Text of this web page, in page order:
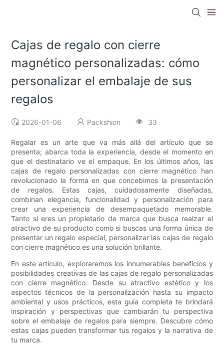
Cajas de regalo con cierre
magnético personalizadas: cómo
personalizar el embalaje de sus
regalos
2026-01-06 Packshion 33
Regalar es un arte que va más allá del artículo que se
presenta; abarca toda la experiencia, desde el momento en
que el destinatario ve el empaque. En los últimos años, las
cajas de regalo personalizadas con cierre magnético han
revolucionado la forma en que concebimos la presentación
de regalos. Estas cajas, cuidadosamente diseñadas,
combinan elegancia, funcionalidad y personalización para
crear una experiencia de desempaquetado memorable.
Tanto si eres un propietario de marca que busca realzar el
atractivo de su producto como si buscas una forma única de
presentar un regalo especial, personalizar las cajas de regalo
con cierre magnético es una solución brillante.
En este artículo, exploraremos los innumerables beneficios y
posibilidades creativas de las cajas de regalo personalizadas
con cierre magnético. Desde su atractivo estético y los
aspectos técnicos de la personalización hasta su impacto
ambiental y usos prácticos, esta guía completa te brindará
inspiración y perspectivas que cambiarán tu perspectiva
sobre el embalaje de regalos para siempre. Descubre cómo
estas cajas pueden transformar tus regalos y la narrativa de
tu marca.